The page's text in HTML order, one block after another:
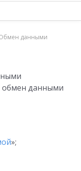
данными
обмен данными
»;